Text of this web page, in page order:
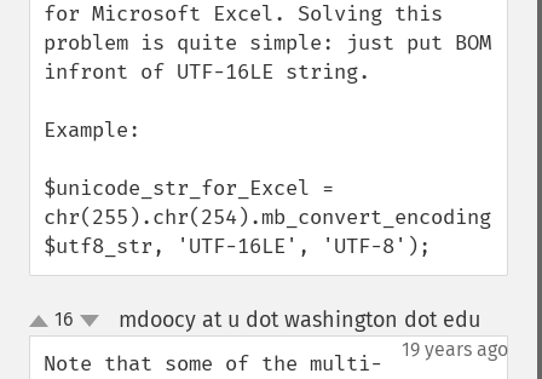
for Microsoft Excel. Solving this
problem is quite simple: just put BOM
infront of UTF-16LE string.
Example:
$unicode_str_for_Excel =
chr(255).chr(254).mb_convert_encoding(
$utf8_str, 'UTF-16LE', 'UTF-8');
up
down
16 mdoocy at u dot washington dot edu
19 years ago
Note that some of the multi-